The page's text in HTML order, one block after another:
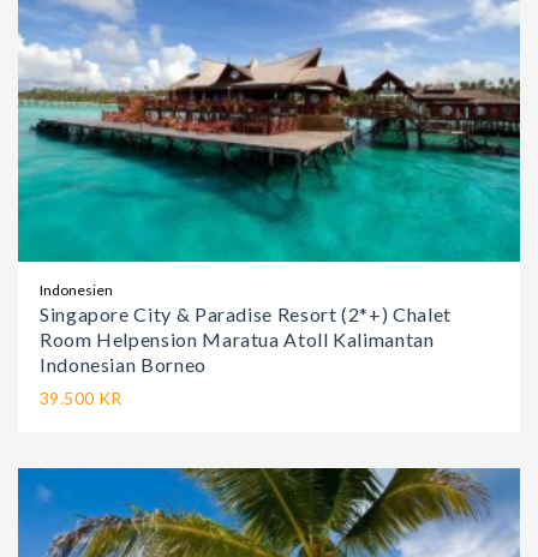
Indonesien
Singapore City & Paradise Resort (2*+) Chalet
Room Helpension Maratua Atoll Kalimantan
Indonesian Borneo
39.500 KR